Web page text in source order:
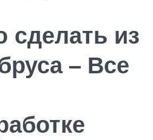
сделать из
– Все